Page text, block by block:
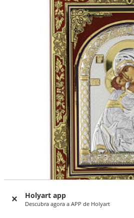
Holyart app
Descubra agora a APP de Holyart